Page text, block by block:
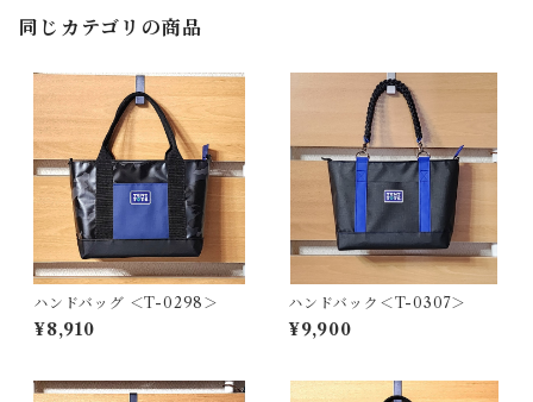
同じカテゴリの商品
ハンドバッグ ＜T-0298＞
¥8,910
ハンドバック＜T-0307＞
¥9,900